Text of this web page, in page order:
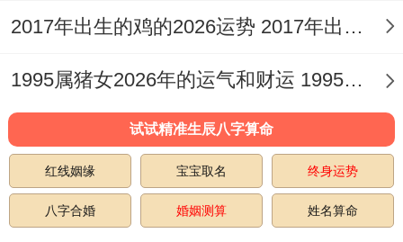
2026年此方位飞临八白左辅星，可借祥安阁
聚宝皆财摆件之力，催旺财气，稳固财源。
五、健康与平安：火旺克金之象的调护
庚金对应人体肺部，呼吸道、大肠及骨骼。
流年丙午烈火双至，形成强烈的火旺克金之
势，需特别关注相关为你的健康，尤其对于
2017年出生的鸡的2026运势 2017年出生的属鸡
1995属猪女2026年的运气和财运 1995属猪女2026年运势
试试精准生辰八字算命
红线姻缘 宝宝取名 终身运势
八字合婚 婚姻测算 姓名算命